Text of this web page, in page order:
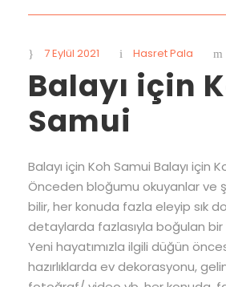
7 Eylül 2021 Hasret Pala
Balayı için
Samui
Balayı için Koh Samui Balayı için
Önceden bloğumu okuyanlar ve
bilir, her konuda fazla eleyip sık
detaylarda fazlasıyla boğulan bir
Yeni hayatımızla ilgili düğün
hazırlıklarda ev dekorasyonu,